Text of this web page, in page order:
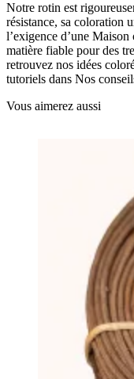
Notre rotin est
résistance, sa coloration
l’exigence d’une
matière fiable pour des
retrouvez nos idées
tutoriels dans Nos
Vous aimerez aussi